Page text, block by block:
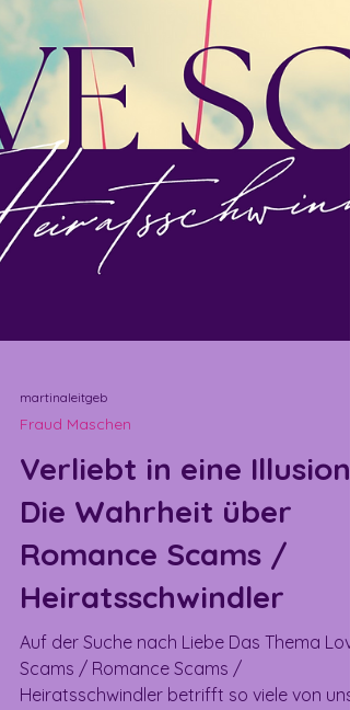
Fraud Maschen
Verliebt in eine Illusion:
Die Wahrheit über
Romance Scams /
Heiratsschwindler
Auf der Suche nach Liebe Das Thema